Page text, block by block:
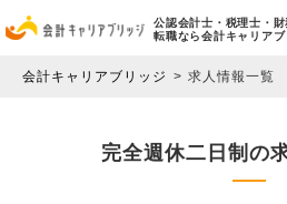
公認会計士・税理士・財
転職なら会計キャリアブ
会計キャリアブリッジ 求人情報一覧
完全週休二日制の